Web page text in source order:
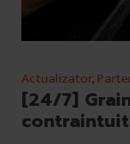
Actualizator,
[24/7]